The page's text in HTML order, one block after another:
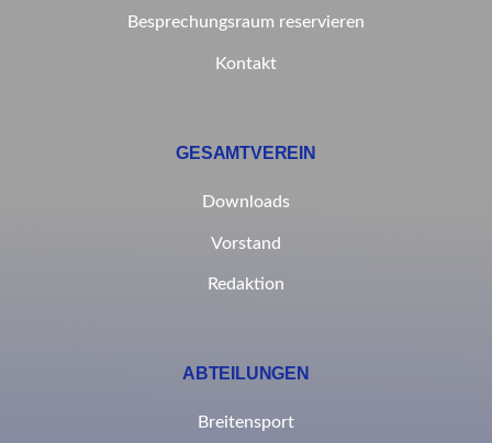
Besprechungsraum reservieren
Kontakt
GESAMTVEREIN
Downloads
Vorstand
Redaktion
ABTEILUNGEN
Breitensport